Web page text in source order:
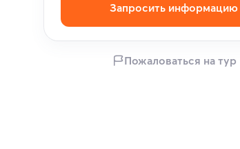
Запросить информацию
Пожаловаться на тур